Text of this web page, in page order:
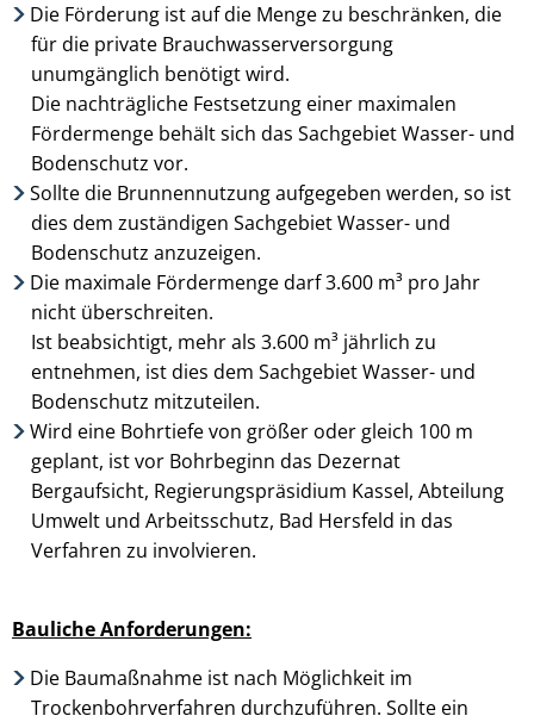
Die Förderung ist auf die Menge zu beschränken, die
für die private Brauchwasserver­sorgung
unumgänglich benötigt wird.
Die nachträgliche Festsetzung einer maximalen
Fördermenge behält sich das Sachgebiet Wasser- und
Bodenschutz vor.
Sollte die Brunnennutzung aufgegeben werden, so ist
dies dem zuständigen Sachgebiet Wasser- und
Bodenschutz anzu­zeigen.
Die maximale Fördermenge darf 3.600 m³ pro Jahr
nicht überschreiten.
Ist beabsichtigt, mehr als 3.600 m³ jährlich zu
entnehmen, ist dies dem Sachgebiet Wasser- und
Bodenschutz mitzuteilen.
Wird eine Bohrtiefe von größer oder gleich 100 m
geplant, ist vor Bohrbeginn das Dezernat
Bergaufsicht, Regierungspräsidium Kassel, Abteilung
Umwelt und Arbeitsschutz, Bad Hersfeld in das
Verfahren zu involvieren.
Bauliche Anforderungen:
Die Baumaßnahme ist nach Möglichkeit im
Trockenbohrverfahren durchzuführen. Sollte ein